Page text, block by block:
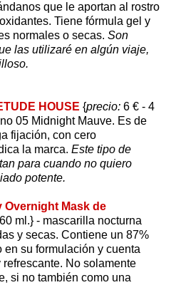
que le aportan al rostro
Tiene fórmula gel y
normales o secas. Son
las utilizaré en algún viaje,
HOUSE {precio: 6 € - 4
05 Midnight Mauve. Es de
fijación, con cero
la marca. Este tipo de
para cuando no quiero
potente.
Overnight Mask de
ml.} - mascarilla nocturna
y secas. Contiene un 87%
en su formulación y cuenta
No solamente
si no también como una